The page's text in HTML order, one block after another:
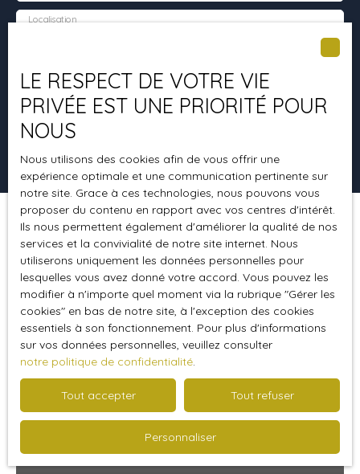
Localisation
Surface min (m²)
Rechercher
Pertinence
Trier par Créer une alerte
219 900€
Coup de cœur
LE RESPECT DE VOTRE VIE
PRIVÉE EST UNE PRIORITÉ POUR
NOUS
Nous utilisons des cookies afin de vous offrir une
expérience optimale et une communication pertinente sur
notre site. Grace à ces technologies, nous pouvons vous
proposer du contenu en rapport avec vos centres d'intérêt.
Ils nous permettent également d'améliorer la qualité de nos
services et la convivialité de notre site internet. Nous
utiliserons uniquement les données personnelles pour
lesquelles vous avez donné votre accord. Vous pouvez les
modifier à n'importe quel moment via la rubrique ″Gérer les
cookies″ en bas de notre site, à l'exception des cookies
essentiels à son fonctionnement. Pour plus d'informations
sur vos données personnelles, veuillez consulter
notre politique de confidentialité.
Tout accepter Tout refuser
Personnaliser